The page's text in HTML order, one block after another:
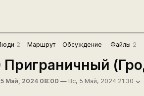
2 Маршрут Обсуждение Файлы 2
Приграничный
5 Май, 2024 08:00 — Вс, 5 Май, 2024 21:30